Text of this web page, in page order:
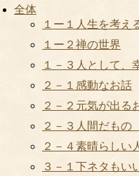
全体
１ー１人生を考え
１ー２禅の世界
１－３人として、
２－１感動なお話
２－２元気が出る
２－３人間だも
２－４素晴らしい
３－１下ネタもい